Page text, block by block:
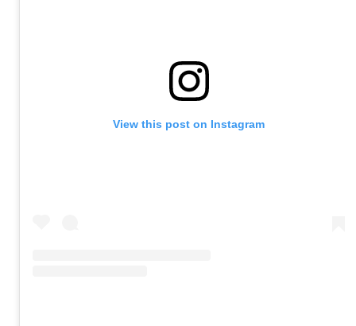
View this post on Instagram